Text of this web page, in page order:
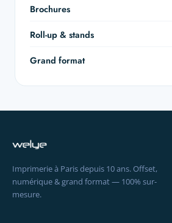
Brochures
Roll-up & stands
Grand format
Imprimerie à Paris depuis 10 ans. Offset,
numérique & grand format — 100% sur-
mesure.